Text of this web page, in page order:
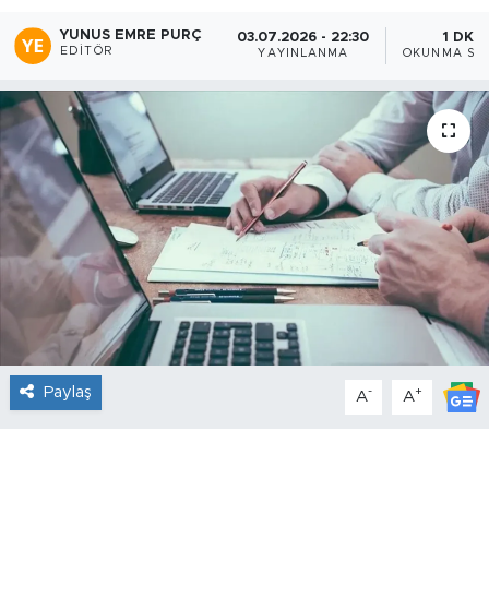
YUNUS EMRE PURÇ
EDITÖR
03.07.2026 - 22:30
YAYINLANMA
1 DK
OKUNMA
Paylaş A- A+
Haber Arşivi